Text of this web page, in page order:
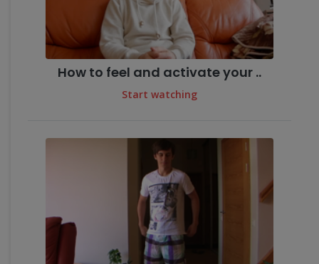
How to feel and activate your ..
Start watching